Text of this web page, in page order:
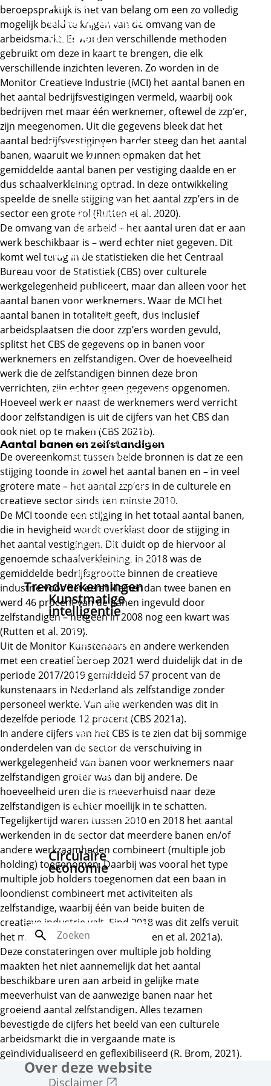
Zakelijke
dienstverlening en
veiligheid
Externe link
Zakelijke diensten
Externe link
Orde en veiligheid
Externe link
Financieel en juridisch
Office, marketing en
events
Voedsel, groen en
gastvrijheid
Externe link
Groen
Externe link
Voeding
Externe link
Winkelambacht
Externe link
Gastvrijheid
Externe link
Handel
Externe link
Retail
Externe link
Commercie,
groothandel en
internationale handel
Externe link
Mode, interieur, tapijt
en textiel
Externe link
Techniek en gebouwde
omgeving
Metaal en metalektro
Technische installaties
en systemen
Infra
Hout en meubel
Afbouw en onderhoud
Bouw en
gespecialiseerde
aanneming
Procesindustrie en
laboratoria
Trendverkenningen
Kunstmatige
intelligentie
KI Algemeen
Marktsegment
Groen
Marktsegment
Zorg
Marktsegment
Transport en
logistiek
Marktsegment
Orde en
veiligheid
Marktsegment
Retail
Marktsegment
CMD
Circulaire
economie
Inspiratierapport
Circulaire
economie
Zoek
beroepspraktijk is het van belang om een zo volledig
mogelijk beeld te krijgen van de omvang van de
arbeidsmarkt. Er worden verschillende methoden
gebruikt om deze in kaart te brengen, die elk
verschillende inzichten leveren. Zo worden in de
Monitor Creatieve Industrie (MCI) het aantal banen en
het aantal bedrijfsvestigingen vermeld, waarbij ook
bedrijven met maar één werknemer, oftewel de zzp’er,
zijn meegenomen. Uit die gegevens bleek dat het
aantal bedrijfsvestigingen harder steeg dan het aantal
banen, waaruit we kunnen opmaken dat het
gemiddelde aantal banen per vestiging daalde en er
dus schaalverkleining optrad. In deze ontwikkeling
speelde de snelle stijging van het aantal zzp’ers in de
sector een grote rol (Rutten et al. 2020).
De omvang van de arbeid – het aantal uren dat er aan
werk beschikbaar is – werd echter niet gegeven. Dit
komt wel terug in de statistieken die het Centraal
Bureau voor de Statistiek (CBS) over culturele
werkgelegenheid publiceert, maar dan alleen voor het
aantal banen voor werknemers. Waar de MCI het
aantal banen in totaliteit geeft, dus inclusief
arbeidsplaatsen die door zzp’ers worden gevuld,
splitst het CBS de gegevens op in banen voor
werknemers en zelfstandigen. Over de hoeveelheid
werk die de zelfstandigen binnen deze bron
verrichten, zijn echter geen gegevens opgenomen.
Hoeveel werk er naast de werknemers werd verricht
door zelfstandigen is uit de cijfers van het CBS dan
ook niet op te maken (CBS 2021b).
Aantal banen en zelfstandigen
De overeenkomst tussen beide bronnen is dat ze een
stijging toonde in zowel het aantal banen en – in veel
grotere mate – het aantal zzp’ers in de culturele en
creatieve sector sinds ten minste 2010.
De MCI toonde een stijging in het totaal aantal banen,
die in hevigheid wordt overklast door de stijging in
het aantal vestigingen. Dit duidt op de hiervoor al
genoemde schaalverkleining. In 2018 was de
gemiddelde bedrijfsgrootte binnen de creatieve
industrie voor het eerst kleiner dan twee banen en
werd 46 procent van de banen ingevuld door
zelfstandigen – hetgeen in 2008 nog een kwart was
(Rutten et al. 2019).
Uit de Monitor Kunstenaars en andere werkenden
met een creatief beroep 2021 werd duidelijk dat in de
periode 2017/2019 gemiddeld 57 procent van de
kunstenaars in Nederland als zelfstandige zonder
personeel werkte. Van alle werkenden was dit in
dezelfde periode 12 procent (CBS 2021a).
In andere cijfers van het CBS is te zien dat bij sommige
onderdelen van de sector de verschuiving in
werkgelegenheid van banen voor werknemers naar
zelfstandigen groter was dan bij andere. De
hoeveelheid uren die is meeverhuisd naar deze
zelfstandigen is echter moeilijk in te schatten.
Tegelijkertijd waren tussen 2010 en 2018 het aantal
werkenden in de sector dat meerdere banen en/of
andere werkzaamheden combineert (multiple job
holding) toegenomen. Daarbij was vooral het type
multiple job holders toegenomen dat een baan in
loondienst combineert met activiteiten als
zelfstandige, waarbij één van beide buiten de
creatieve industrie valt. Eind 2018 was dit zelfs veruit
het meest voorkomende type (Been et al. 2021a).
Deze constateringen over multiple job holding
maakten het niet aannemelijk dat het aantal
beschikbare uren aan arbeid in gelijke mate
meeverhuist van de aanwezige banen naar het
groeiend aantal zelfstandigen. Alles tezamen
bevestigde de cijfers het beeld van een culturele
arbeidsmarkt die in vergaande mate is
geïndividualiseerd en geflexibiliseerd (R. Brom, 2021).
Over deze website
Disclaimer